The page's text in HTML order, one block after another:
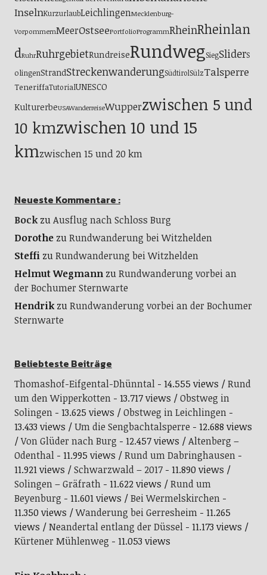
InselnKurzurlaubLeichlingenMecklenburg-
VorpommernMeerOstseePortfolioProgrammRheinRheinlan
dRuhrRuhrgebietRundreiseRundwegSiegSliderS
olingenStrandStreckenwanderungSüdtirolSülzTalsperre
TeneriffaTutorialUNESCO
KulturerbeUSAWanderreiseWupperzwischen 5 und
10 kmzwischen 10 und 15
kmzwischen 15 und 20 km
Neueste Kommentare :
BockzuAusflug nach Schloss Burg
DorothezuRundwanderung bei Witzhelden
SteffizuRundwanderung bei Witzhelden
Helmut WegmannzuRundwanderung vorbei an
der Bochumer Sternwarte
HendrikzuRundwanderung vorbei an der Bochumer
Sternwarte
Beliebteste Beiträge
Thomashof-Eifgental-Dhünntal- 14.555 views
Rund
um den Wipperkotten- 13.717 views
Obstweg in
Solingen- 13.625 views Obstweg in Leichlingen-
13.433 views
Um die Sengbachtalsperre - 12.688 views
Von Glüder nach Burg - 12.457 views
Altenberg –
Odenthal- 11.995 views Rund um Dabringhausen-
11.921 views
Schwarzwald – 2017- 11.890 views
Solingen – Gräfrath- 11.622 views
Rund um
Beyenburg - 11.601 views Bei Wermelskirchen-
11.350 views
Wanderung bei Gerresheim- 11.265
views
Neandertal entlang der Düssel- 11.173 views
Kürtener Mühlenweg - 11.053 views